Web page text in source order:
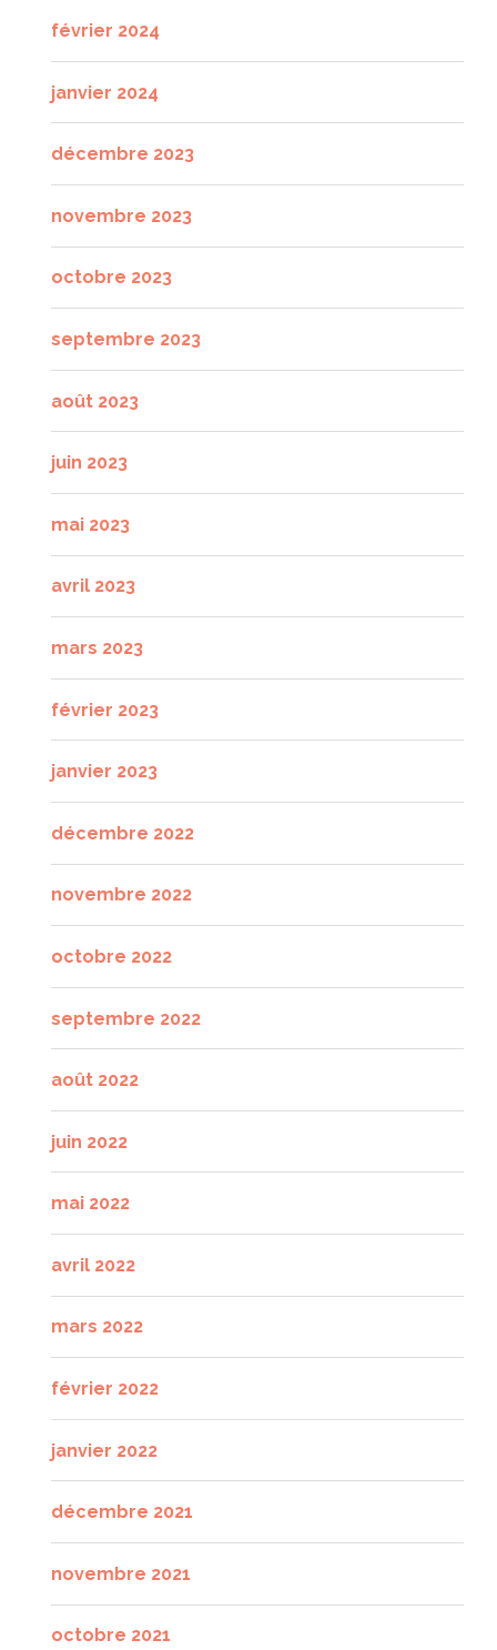
février 2024
janvier 2024
décembre 2023
novembre 2023
octobre 2023
septembre 2023
août 2023
juin 2023
mai 2023
avril 2023
mars 2023
février 2023
janvier 2023
décembre 2022
novembre 2022
octobre 2022
septembre 2022
août 2022
juin 2022
mai 2022
avril 2022
mars 2022
février 2022
janvier 2022
décembre 2021
novembre 2021
octobre 2021